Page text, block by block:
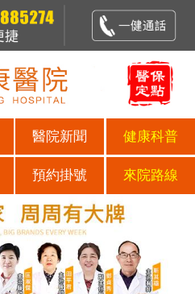
醫院新聞 健康科普
預約掛號 來院路線